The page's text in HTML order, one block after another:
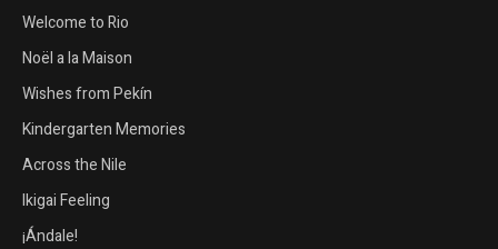
Welcome to Rio
Noël a la Maison
Wishes from Pekín
Kindergarten Memories
Across the Nile
Ikigai Feeling
¡Ándale!